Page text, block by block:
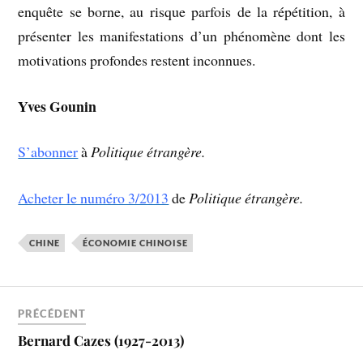
enquête se borne, au risque parfois de la répétition, à
présenter les manifestations d’un phénomène dont les
motivations profondes restent inconnues.
Yves Gounin
S’abonneràPolitique étrangère.
Acheter le numéro 3/2013 dePolitique étrangère.
CHINE ÉCONOMIE CHINOISE
PRÉCÉDENT
Bernard Cazes (1927-2013)